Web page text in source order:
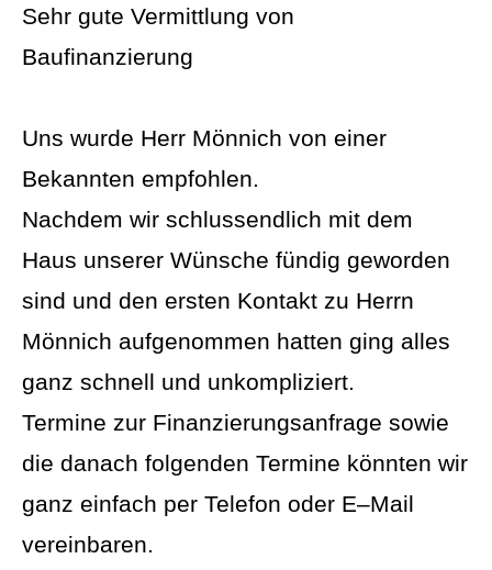
Sehr gute Vermittlung von
Baufinanzierung
Uns wurde Herr Mönnich von einer
Bekannten empfohlen.
Nachdem wir schlussendlich mit dem
Haus unserer Wünsche fündig geworden
sind und den ersten Kontakt zu Herrn
Mönnich aufgenommen hatten ging alles
ganz schnell und unkompliziert.
Termine zur Finanzierungsanfrage sowie
die danach folgenden Termine könnten wir
ganz einfach per Telefon oder E–Mail
vereinbaren.